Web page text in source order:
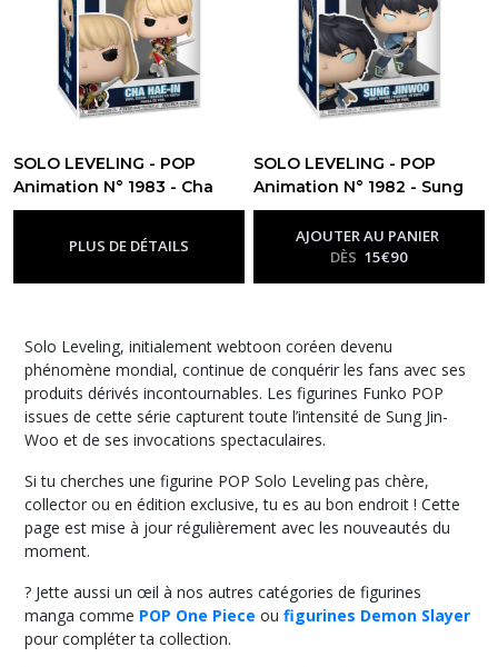
SOLO LEVELING - POP
Animation N° 1983 - Cha
Hae-In-Figurine Funko Pop Solo
PLUS DE DÉTAILS
SOLO LEVELING - POP
Animation N° 1982 - Sung
Jinwoo avec Chase-Figurine
Funko Pop Solo Leveling
AJOUTER AU PANIER
DÈS 15€90
Solo Leveling, initialement webtoon coréen devenu
phénomène mondial, continue de conquérir les fans avec ses
produits dérivés incontournables. Les figurines Funko POP
issues de cette série capturent toute l’intensité de Sung Jin-
Woo et de ses invocations spectaculaires.
Si tu cherches une figurine POP Solo Leveling pas chère,
collector ou en édition exclusive, tu es au bon endroit ! Cette
page est mise à jour régulièrement avec les nouveautés du
moment.
? Jette aussi un œil à nos autres catégories de figurines
manga comme POP One Piece ou figurines Demon Slayer
pour compléter ta collection.